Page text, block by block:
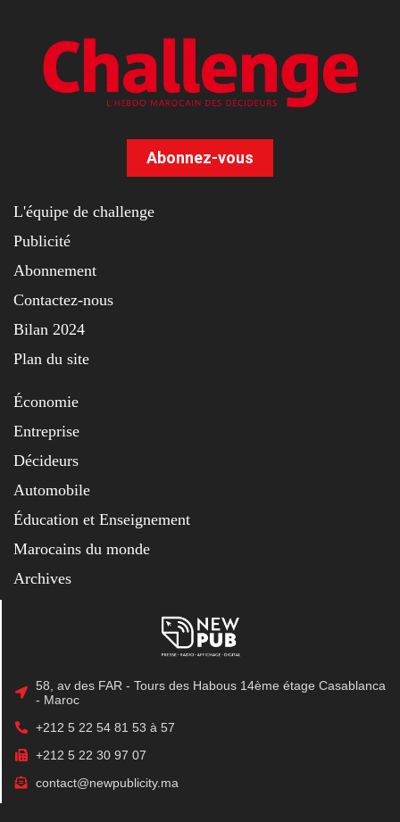
Abonnez-vous
L'équipe de challenge
Publicité
Abonnement
Contactez-nous
Bilan 2024
Plan du site
Économie
Entreprise
Décideurs
Automobile
Éducation et Enseignement
Marocains du monde
Archives
58, av des FAR - Tours des Habous 14ème étage Casablanca
- Maroc
+212 5 22 54 81 53 à 57
+212 5 22 30 97 07
contact@newpublicity.ma